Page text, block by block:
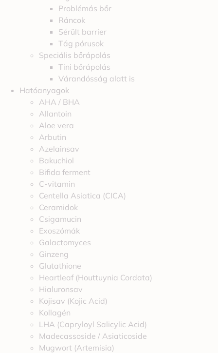
Problémás bőr
Ráncok
Sérült barrier
Tág pórusok
Speciális bőrápolás
Tini bőrápolás
Várandósság alatt is
Hatóanyagok
AHA / BHA
Allantoin
Aloe vera
Arbutin
Azelainsav
Bakuchiol
Bifida ferment
C-vitamin
Centella Asiatica (CICA)
Ceramidok
Csigamucin
Exoszómák
Galactomyces
Ginzeng
Glutathione
Heartleaf (Houttuynia Cordata)
Hialuronsav
Kojisav (Kojic Acid)
Kollagén
LHA (Capryloyl Salicylic Acid)
Madecassoside / Asiaticoside
Mugwort (Artemisia)